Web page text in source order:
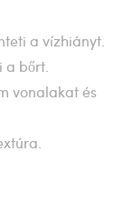
a vízhiányt.
bőrt.
vonalakat és